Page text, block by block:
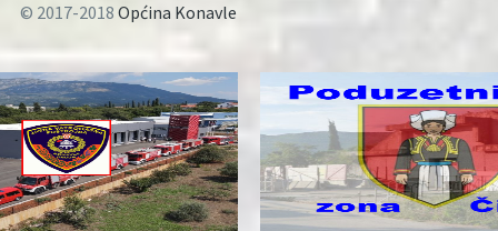
© 2017-2018 Općina Konavle